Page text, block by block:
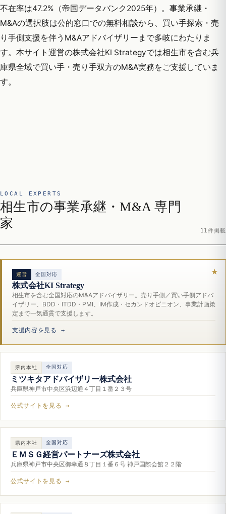
不在率は47.2%（帝国データバンク2025年）。事業承継・
M&Aの選択肢は公的窓口での無料相談から、買い手探索・売
り手側支援を伴うM&Aアドバイザリーまで多岐にわたりま
す。本サイト運営の株式会社KI Strategyでは相生市を含む兵
庫県全域で買い手・売り手双方のM&A実務をご支援していま
す。
LOCAL EXPERTS
相生市の事業承継・M&A 専門
家
11件掲載
運営 全国対応
株式会社KI Strategy
相生市を含む全国対応のM&Aアドバイザリー。売り手側／買い手側アドバ
イザリー、BDD・ITDD・PMI、IM作成・セカンドオピニオン、事業計画策
定まで一気通貫で支援します。
支援内容を見る →
県内本社 全国対応
ミツキタアドバイザリー株式会社
兵庫県神戸市中央区浜辺通４丁目１番２３号
公式サイトを見る →
県内本社 全国対応
ＥＭＳＧ経営パートナーズ株式会社
兵庫県神戸市中央区御幸通８丁目１番６号 神戸国際会館２２階
公式サイトを見る →